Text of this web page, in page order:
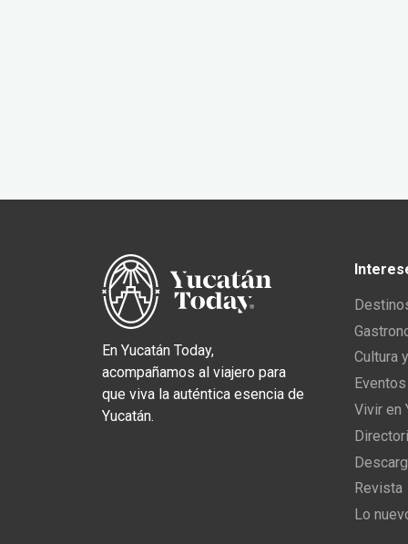
En Yucatán Today,
acompañamos al viajero para
que viva la auténtica esencia de
Yucatán.
Cultura
Vivir en
Revista
Lo